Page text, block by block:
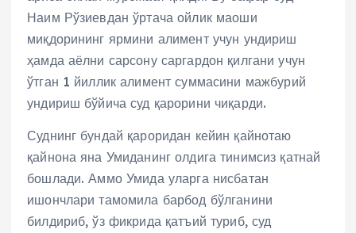
Наим Рўзиевдан ўртача ойлик маоши
миқдорининг ярмини алимент учун ундириш
ҳамда аёлни сарсону саргардон қилгани учун
ўтган 1 йиллик алимент суммасини мажбурий
ундириш бўйича суд қарорини чиқарди.
Суднинг бундай қароридан кейин қайнотаю
қайнона яна Умиданинг олдига тинимсиз қатнай
бошлади. Аммо Умида уларга нисбатан
ишончлари тамомила барбод бўлганини
билдириб, ўз фикрида қатъий туриб, суд